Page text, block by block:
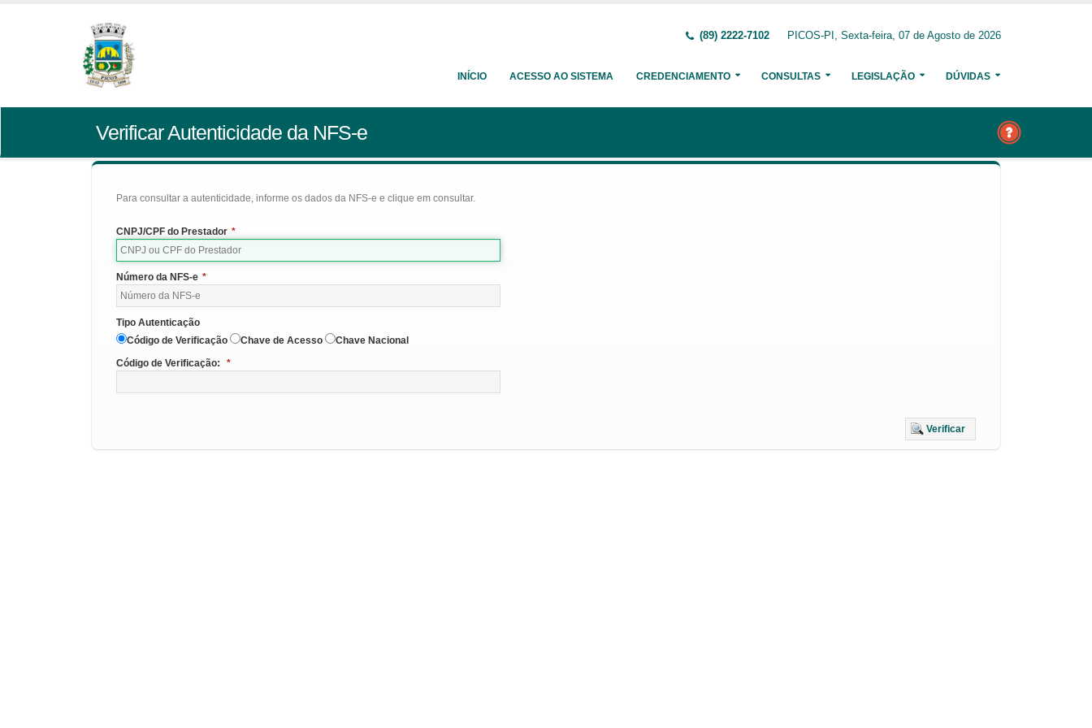
(89) 2222-7102 PICOS-PI, Sexta-feira, 07 de Agosto de 2026
INÍCIO ACESSO AO SISTEMA CREDENCIAMENTO CONSULTAS LEGISLAÇÃO DÚVIDAS
Verificar Autenticidade da NFS-e
Para consultar a autenticidade, informe os dados da NFS-e e clique em consultar.
CNPJ/CPF do Prestador *
Número da NFS-e *
Tipo Autenticação
Código de Verificação
Chave de Acesso
Chave Nacional
Código de Verificação:
*
Verificar